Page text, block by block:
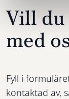
Vill du
med
Fyll i
kontaktad av,